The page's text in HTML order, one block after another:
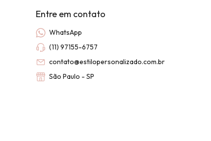
Entre em contato
WhatsApp
(11) 97155-6757
contato@estilopersonalizado.com.br
São Paulo - SP